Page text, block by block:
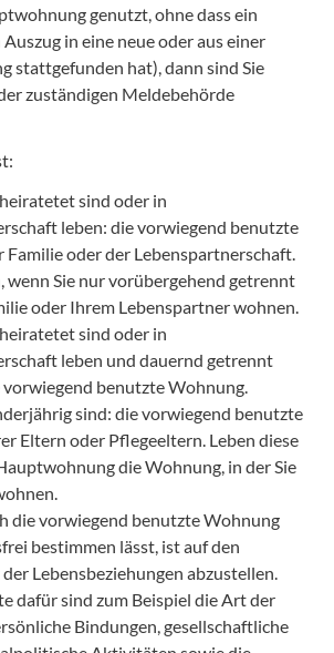
genutzt, ohne dass ein
in eine neue oder aus einer
stattgefunden hat), dann sind Sie
zuständigen Meldebehörde
sind oder in
leben: die vorwiegend benutzte
Familie oder der Lebenspartnerschaft.
wenn Sie nur vorübergehend getrennt
oder Ihrem Lebenspartner wohnen.
sind oder in
leben und dauernd getrennt
benutzte Wohnung.
sind: die vorwiegend benutzte
Eltern oder Pflegeeltern. Leben diese
die Wohnung, in der Sie
die vorwiegend benutzte Wohnung
bestimmen lässt, ist auf den
Lebensbeziehungen abzustellen.
dafür sind zum Beispiel die Art der
Bindungen, gesellschaftliche